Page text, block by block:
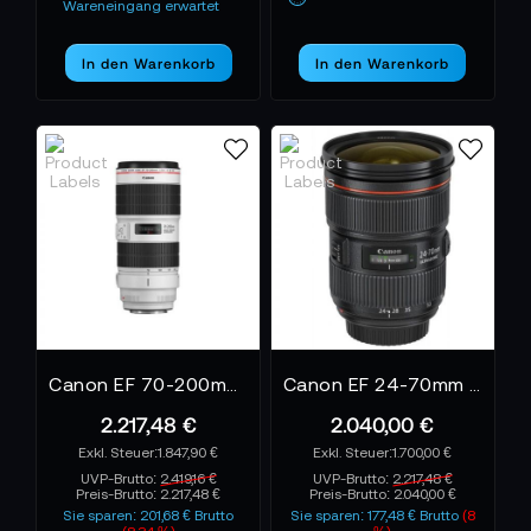
Wareneingang erwartet
In den Warenkorb In den Warenkorb
2.217,48 €
1.847,90 €
UVP-Brutto: 2.419,16 €
Preis-Brutto: 2.217,48 €
Sie sparen: 201,68 € Brutto
2.040,00 €
1.700,00 €
UVP-Brutto: 2.217,48 €
Preis-Brutto: 2.040,00 €
Sie sparen: 177,48 € Brutto (8